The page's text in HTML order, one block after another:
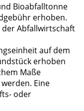
Bioabfalltonne
erhoben.
der Abfallwirtschaft
auf dem
erhoben
Maße
Eine
oder